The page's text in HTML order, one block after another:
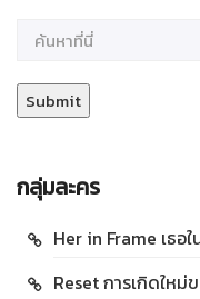
กลุ่มละคร
Her in Frame เธอ
Reset การเกิดใหม่